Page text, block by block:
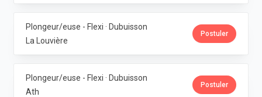
Plongeur/euse - Flexi · Dubuisson
La Louvière
Postuler
Plongeur/euse - Flexi · Dubuisson
Ath
Postuler